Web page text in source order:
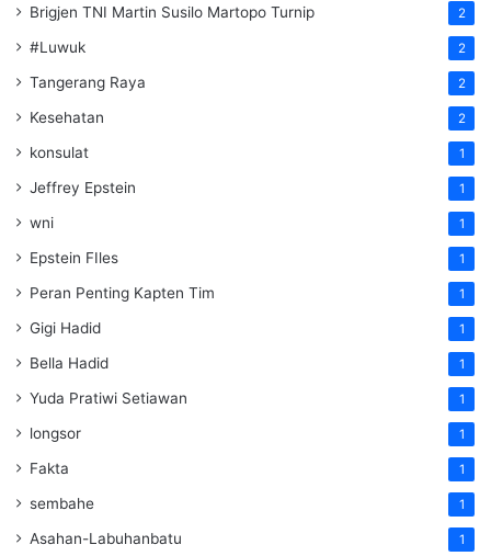
Brigjen TNI Martin Susilo Martopo Turnip 2
#Luwuk 2
Tangerang Raya 2
Kesehatan 2
konsulat 1
Jeffrey Epstein 1
wni 1
Epstein FIles 1
Peran Penting Kapten Tim 1
Gigi Hadid 1
Bella Hadid 1
Yuda Pratiwi Setiawan 1
longsor 1
Fakta 1
sembahe 1
Asahan-Labuhanbatu 1